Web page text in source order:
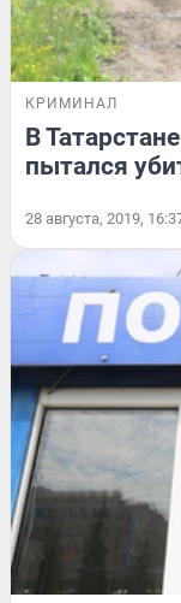
КРИМИНАЛ
В
пытался
28 августа, 2019,